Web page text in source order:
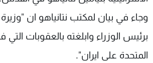
وجاء في بيان لمكتب نتانياهو ان
برئيس الوزراء وابلغته بالعقوبات التي
المتحدة على ايران".